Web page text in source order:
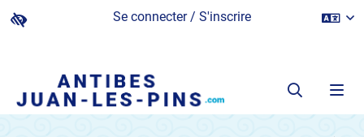
Se connecter / S'inscrire